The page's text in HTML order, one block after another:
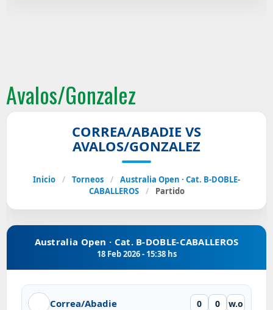
Avalos/Gonzalez
CORREA/ABADIE VS
AVALOS/GONZALEZ
Inicio / Torneos /
Australia Open · Cat. B-DOBLE-
CABALLEROS
/ Partido
Australia Open · Cat. B-DOBLE-CABALLEROS
18 Feb 2026 - 15:38 hs
Correa/Abadie 0 0 w.o